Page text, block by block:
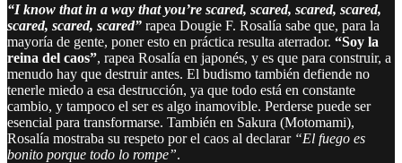
“I know that in a way that you’re scared, scared, scared, scared,
scared, scared, scared” rapea Dougie F. Rosalía sabe que, para la
mayoría de gente, poner esto en práctica resulta aterrador. “Soy la
reina del caos”, rapea Rosalía en japonés, y es que para construir, a
menudo hay que destruir antes. El budismo también defiende no
tenerle miedo a esa destrucción, ya que todo está en constante
cambio, y tampoco el ser es algo inamovible. Perderse puede ser
esencial para transformarse. También en Sakura (Motomami),
Rosalía mostraba su respeto por el caos al declarar “El fuego es
bonito porque todo lo rompe”.